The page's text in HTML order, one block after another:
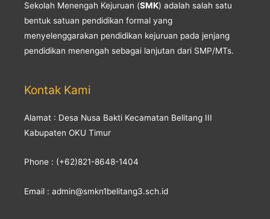
Sekolah Menengah Kejuruan (SMK) adalah salah satu
bentuk satuan pendidikan formal yang
menyelenggarakan pendidikan kejuruan pada jenjang
pendidikan menengah sebagai lanjutan dari SMP/MTs.
Kontak Kami
Alamat : Desa Nusa Bakti Kecamatan Belitang III
Kabupaten OKU Timur
Phone : (+62)821-8648-1404
Email : admin@smkn1belitang3.sch.id